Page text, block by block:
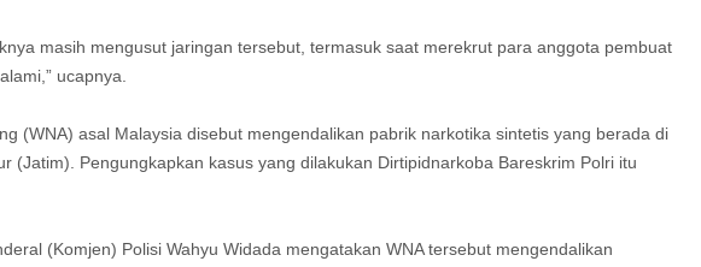
masih mengusut jaringan tersebut, termasuk saat merekrut para anggota pembuat
ucapnya.
(WNA) asal Malaysia disebut mengendalikan pabrik narkotika sintetis yang berada di
(Jatim). Pengungkapkan kasus yang dilakukan Dirtipidnarkoba Bareskrim Polri itu
(Komjen) Polisi Wahyu Widada mengatakan WNA tersebut mengendalikan